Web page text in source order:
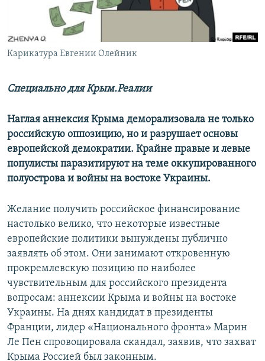
ПОБЕДИТЕЛЕЙ НЕ СУДЯТ?
КРЫМ.НЕПОКОРЕННЫЙ
ELIFBE
ПРИСОЕДИНЯЙТЕСЬ!
Все сайты RFE/RL
Карикатура Евгении Олейник
Специально для Крым.Реалии
Наглая аннексия Крыма деморализовала не только
российскую оппозицию, но и разрушает основы
европейской демократии. Крайне правые и левые
популисты паразитируют на теме оккупированного
полуострова и войны на востоке Украины.
Желание получить российское финансирование
настолько велико, что некоторые известные
европейские политики вынуждены публично
заявлять об этом. Они занимают откровенную
прокремлевскую позицию по наиболее
чувствительным для российского президента
вопросам: аннексии Крыма и войны на востоке
Украины. На днях кандидат в президенты
Франции, лидер «Национального фронта» Марин
Ле Пен спровоцировала скандал, заявив, что захват
Крыма Россией был законным.